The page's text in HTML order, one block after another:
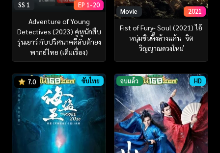
SS 1 EP 1-20
Adventure of Young
Detectives (2023) คู่หูนักสืบ
รุ่นเยาว์ กับปริศนาคคีลับต้ายง
พากย์ไทย (เต็มเรื่อง)
Movie 2021
Fist of Fury- Soul (2021) ไอ้
หนุ่มซินตึ๊งล้างแค้น- จิต
วิญญาณดวงใหม่
7.0 ซับไทย จบแล้ว HD